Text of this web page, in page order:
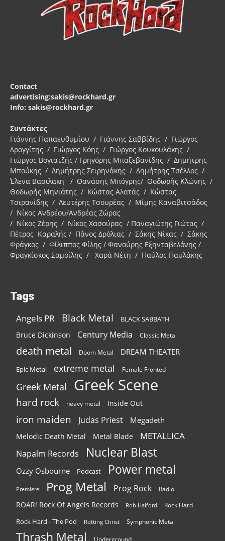
Contact
advertising:sakis@rockhard.gr
Info: sakis@rockhard.gr
Συντάκτες
Γιάννης Παπαευθυμίου / Γιάννης Σαββίδης / Γιώργος
Δρογγίτης / Γιώργος Κόης / Γιώργος Κουκουλάκης /
Γιώργος Βογιατζής / Γρηγόρης Μπαξεβανίδης / Δημήτρης
Μπούκης / Δημήτρης Σειρηνάκης / Δημήτρης Τσέλλος /
Έλενα Βασιλάκη / Θανάσης Μπόγρης/ Θοδωρής Κλώνης /
Θοδωρής Μηνιάτης / Κώστας Αλατάς / Κώστας
Τσιρανίδης / Λευτέρης Τσουρέας / Μίμης Καναβιτσάδος
/ Νίκος Ανδρέου/Ανδρέας Ζώρας
/ Νίκος Ζέρης / Νίκος Χασούρας / Παναγιώτης Γιώτας /
Πέτρος Καραλής / Πάνος Δρόλιας / Σάκης Νίκας / Σάκης
Φράγκος / Φίλιππος Φίλης / Φανούρης Εξηνταβελόνης /
Φραγκίσκος Σαμοΐλης / Χαρά Νέτη / Παύλος Παυλάκης
Tags
Angels PR Black Metal BLACK SABBATH
Bruce Dickinson Century Media Classic Metal
death metal Doom Metal DREAM THEATER
Epic Metal extreme metal Female Fronted
Greek Metal Greek Scene
hard rock heavy metal Inside Out
iron maiden Judas Priest Megadeth
Melodic Death Metal Metal Blade METALLICA
Napalm Records Nuclear Blast
Ozzy Osbourne Podcast Power metal
Premiere Prog Metal Prog Rock Radio
ROAR! Rock Of Angels Records Rob Halford Rock Hard
Rock Hard - The Pod Rotting Christ Symphonic Metal
Thrash Metal Underground